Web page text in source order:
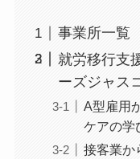
事業所一覧
就労移行支
ーズジャス
A型雇用
ケアの学
接客業か